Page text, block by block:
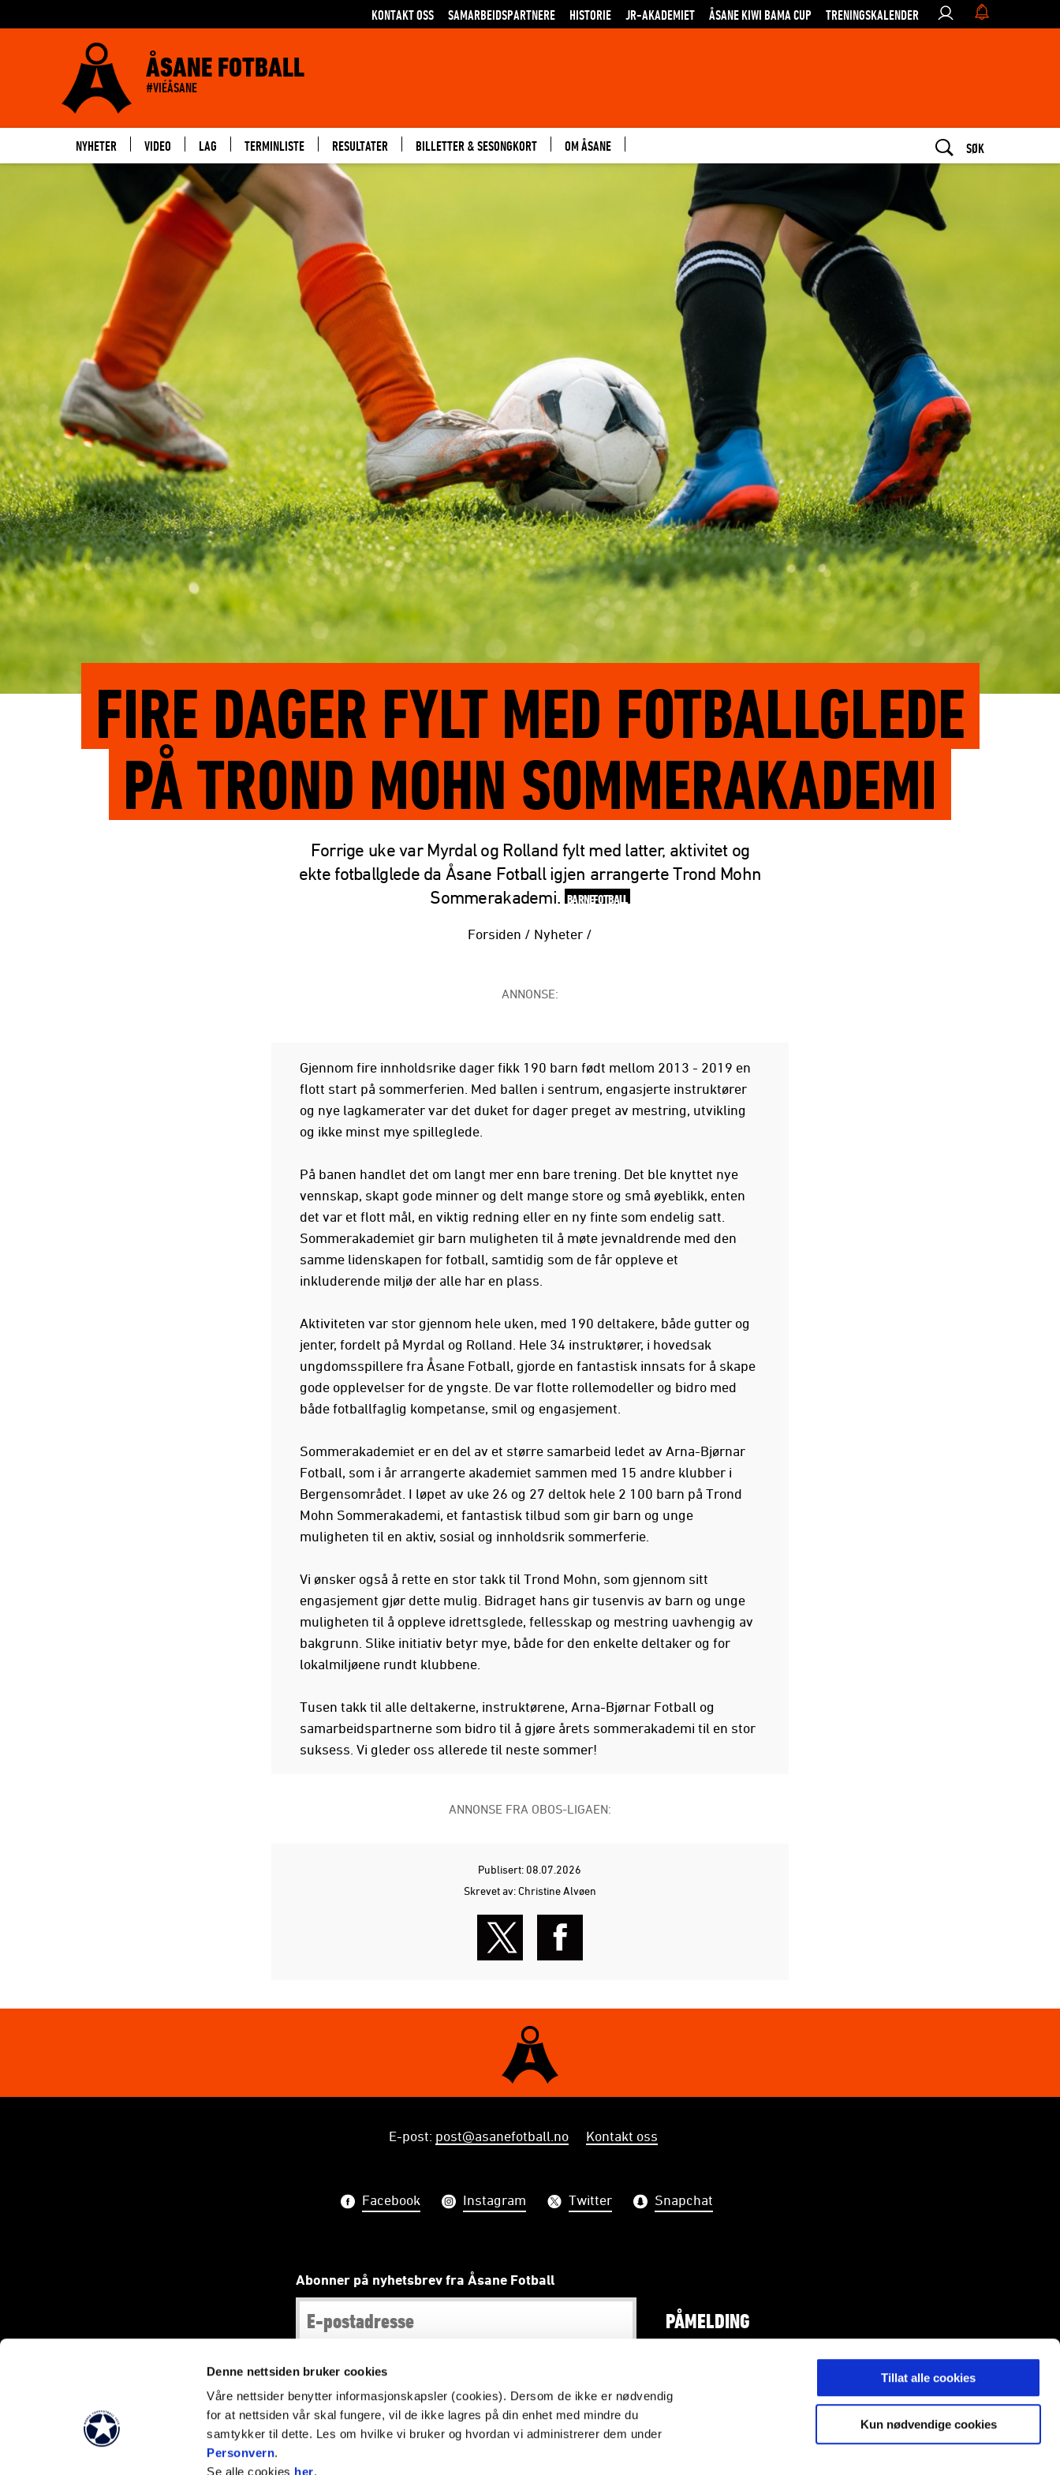
Denne nettsiden bruker cookies
Våre nettsider benytter informasjonskapsler (cookies). Dersom de ikke er nødvendig
for at nettsiden vår skal fungere, vil de ikke lagres på din enhet med mindre du
samtykker til dette. Les om hvilke vi bruker og hvordan vi administrerer dem under
Personvern.
Se alle cookies her.
Tillat alle cookies
Kun nødvendige cookies
KONTAKT OSS SAMARBEIDSPARTNERE HISTORIE JR-AKADEMIET ÅSANE KIWI BAMA CUP TRENINGSKALENDER
ÅSANE FOTBALL
#VIÉÅSANE
NYHETER VIDEO LAG TERMINLISTE RESULTATER BILLETTER & SESONGKORT OM ÅSANE SØK
FIRE DAGER FYLT MED FOTBALLGLEDE
PÅ TROND MOHN SOMMERAKADEMI
Forrige uke var Myrdal og Rolland fylt med latter, aktivitet og
ekte fotballglede da Åsane Fotball igjen arrangerte Trond Mohn
Sommerakademi. BARNEFOTBALL
Forsiden / Nyheter /
ANNONSE:
Gjennom fire innholdsrike dager fikk 190 barn født mellom 2013 - 2019 en
flott start på sommerferien. Med ballen i sentrum, engasjerte instruktører
og nye lagkamerater var det duket for dager preget av mestring, utvikling
og ikke minst mye spilleglede.
På banen handlet det om langt mer enn bare trening. Det ble knyttet nye
vennskap, skapt gode minner og delt mange store og små øyeblikk, enten
det var et flott mål, en viktig redning eller en ny finte som endelig satt.
Sommerakademiet gir barn muligheten til å møte jevnaldrende med den
samme lidenskapen for fotball, samtidig som de får oppleve et
inkluderende miljø der alle har en plass.
Aktiviteten var stor gjennom hele uken, med 190 deltakere, både gutter og
jenter, fordelt på Myrdal og Rolland. Hele 34 instruktører, i hovedsak
ungdomsspillere fra Åsane Fotball, gjorde en fantastisk innsats for å skape
gode opplevelser for de yngste. De var flotte rollemodeller og bidro med
både fotballfaglig kompetanse, smil og engasjement.
Sommerakademiet er en del av et større samarbeid ledet av Arna-Bjørnar
Fotball, som i år arrangerte akademiet sammen med 15 andre klubber i
Bergensområdet. I løpet av uke 26 og 27 deltok hele 2 100 barn på Trond
Mohn Sommerakademi, et fantastisk tilbud som gir barn og unge
muligheten til en aktiv, sosial og innholdsrik sommerferie.
Vi ønsker også å rette en stor takk til Trond Mohn, som gjennom sitt
engasjement gjør dette mulig. Bidraget hans gir tusenvis av barn og unge
muligheten til å oppleve idrettsglede, fellesskap og mestring uavhengig av
bakgrunn. Slike initiativ betyr mye, både for den enkelte deltaker og for
lokalmiljøene rundt klubbene.
Tusen takk til alle deltakerne, instruktørene, Arna-Bjørnar Fotball og
samarbeidspartnerne som bidro til å gjøre årets sommerakademi til en stor
suksess. Vi gleder oss allerede til neste sommer!
ANNONSE FRA OBOS-LIGAEN:
Publisert: 08.07.2026
Skrevet av: Christine Alvøen
E-post: post@asanefotball.no Kontakt oss
Facebook Instagram Twitter Snapchat
Abonner på nyhetsbrev fra Åsane Fotball
PÅMELDING
#ViéÅsane